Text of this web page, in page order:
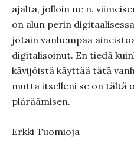
ajalta, jolloin ne n.
on alun perin
jotain vanhempaa
digitalisoinut. En tiedä
kävijöistä käyttää tätä
mutta itselleni se on tältä
pläräämisen.
Erkki Tuomioja